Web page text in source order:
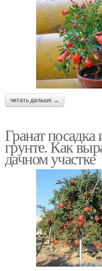
читать дальше →
Гранат
грунте. Как
дачном участке